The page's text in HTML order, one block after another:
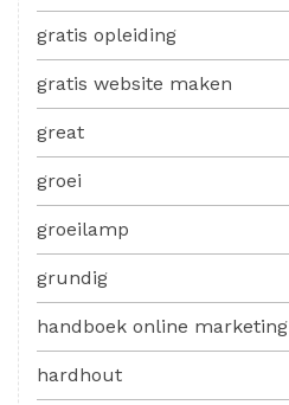
gratis opleiding
gratis website maken
great
groei
groeilamp
grundig
handboek online marketing
hardhout